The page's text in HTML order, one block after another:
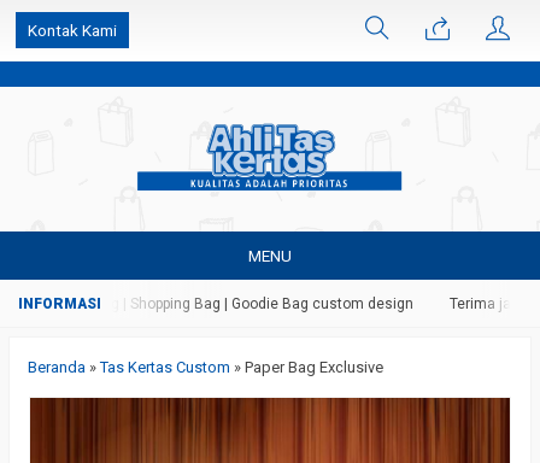
k6Ghe9jF9rmtx91MrSV7BIpW27id0SMW1kLEoe8rM2U
Kontak Kami
MENU
| Paper Bag | Shopping Bag | Goodie Bag custom design Terima jasa
Beranda » Tas Kertas Custom » Paper Bag Exclusive